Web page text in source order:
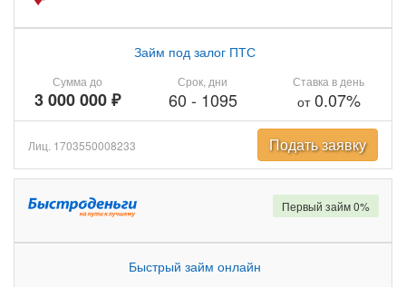
Сумма до
3 000 000 ₽
Займ под залог ПТС
Срок, дни
60 - 1095
Ставка в день
от0.07%
Лиц. 1703550008233 Подать заявку
Быстрый займ онлайн
Первый займ 0%